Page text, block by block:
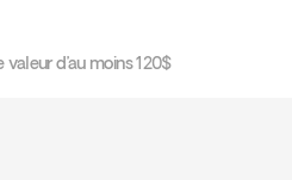
d’au moins 120$